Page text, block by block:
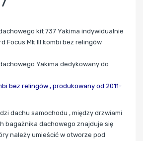
kit 737 Yakima indywidualnie
Focus Mk III kombi bez relingów
Yakima dedykowany do
bez relingów , produkowany od 2011-
dachu samochodu , między drzwiami
bagażnika dachowego znajduje się
należy umieścić w otworze pod